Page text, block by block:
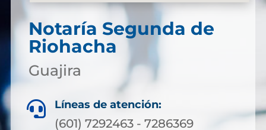
Notaría Segunda de
Riohacha
Guajira
 Líneas de atención:
(601) 7292463 - 7286369